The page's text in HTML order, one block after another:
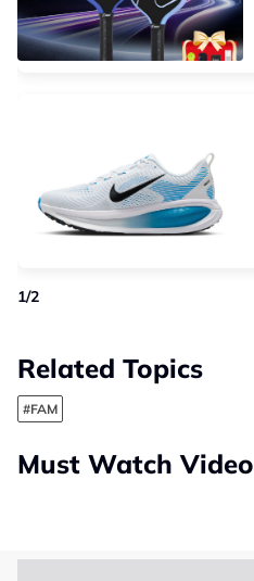
1/2
Related Topics
#FAM
Must Watch Video